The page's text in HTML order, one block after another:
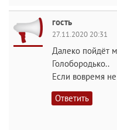
гость
27.11.2020 20:31
Далеко пойдёт
Голобородько..
Если вовремя не
Ответить